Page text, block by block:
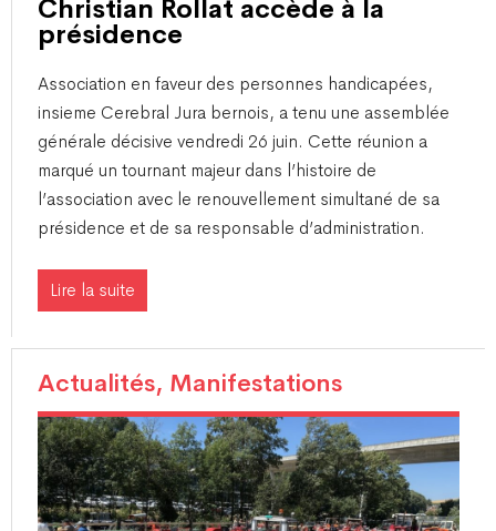
Christian Rollat accède à la
présidence
Association en faveur des personnes handicapées,
insieme Cerebral Jura bernois, a tenu une assemblée
générale décisive vendredi 26 juin. Cette réunion a
marqué un tournant majeur dans l’histoire de
l’association avec le renouvellement simultané de sa
présidence et de sa responsable d’administration.
Lire la suite
Actualités, Manifestations